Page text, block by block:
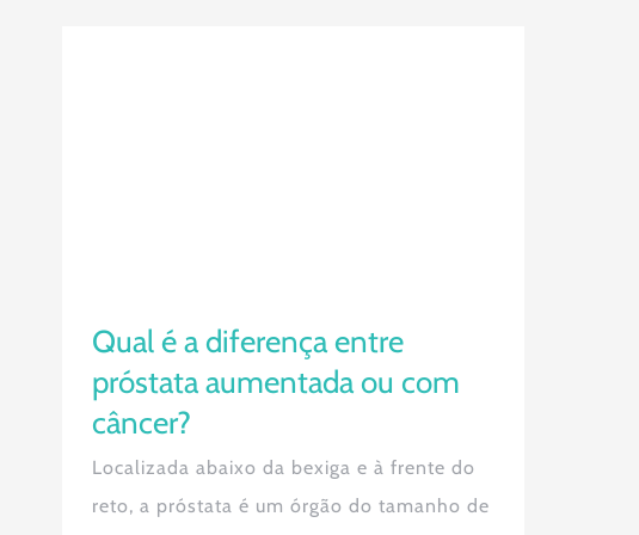
Qual é a diferença entre
próstata aumentada ou com
câncer?
Localizada abaixo da bexiga e à frente do
reto, a próstata é um órgão do tamanho de